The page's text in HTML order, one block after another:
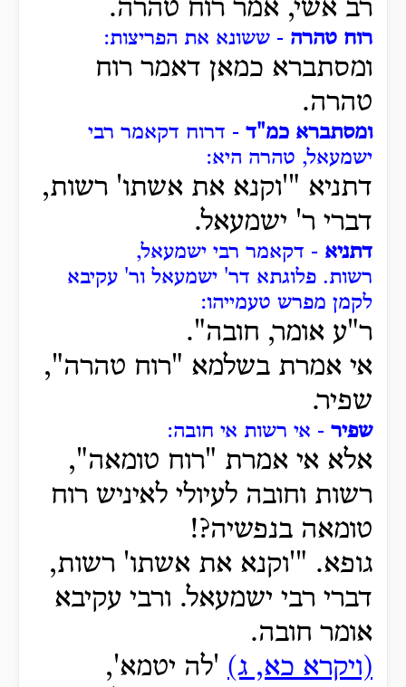
רב אשי, אמר רוח טהרה.
רוח טהרה - ששונא את הפריצות:
ומסתברא כמאן דאמר רוח
טהרה.
ומסתברא כמ"ד - דרוח דקאמר רבי
ישמעאל, טהרה היא:
דתניא "'וקנא את אשתו' רשות,
דברי ר' ישמעאל.
דתניא - דקאמר רבי ישמעאל,
רשות. פלוגתא דר' ישמעאל ור' עקיבא
לקמן מפרש טעמייהו:
ר"ע אומר, חובה".
אי אמרת בשלמא "רוח טהרה",
שפיר.
שפיר - אי רשות אי חובה:
אלא אי אמרת "רוח טומאה",
רשות וחובה לעיולי לאיניש רוח
טומאה בנפשיה?!
גופא. "'וקנא את אשתו' רשות,
דברי רבי ישמעאל. ורבי עקיבא
אומר חובה.
(ויקרא כא, ג) 'לה יטמא',